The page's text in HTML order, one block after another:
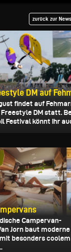
zurück zur
DM auf
findet auf
Freestyle DM statt.
Festival könnt ihr
Campervan-
Jorn baut moderne
besonders coolem